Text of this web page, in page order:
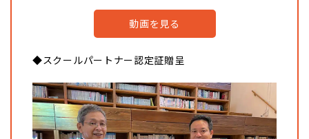
動画を見る
◆スクールパートナー認定証贈呈